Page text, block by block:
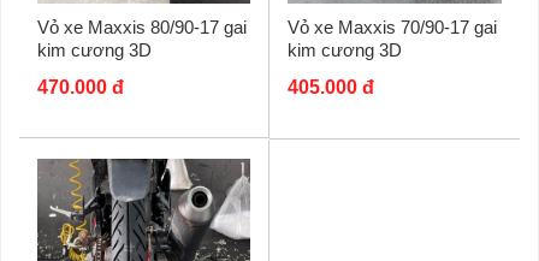
Vỏ xe Maxxis 80/90-17 gai
kim cương 3D
470.000 đ
Vỏ xe Maxxis 70/90-17 gai
kim cương 3D
405.000 đ